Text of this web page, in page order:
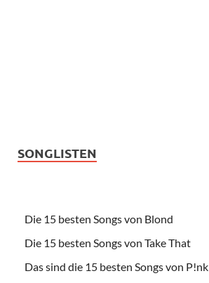
SONGLISTEN
Die 15 besten Songs von Blond
Die 15 besten Songs von Take That
Das sind die 15 besten Songs von P!nk